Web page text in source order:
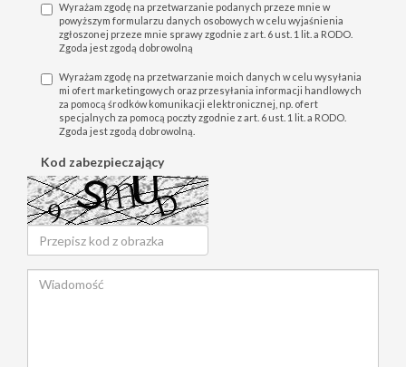
Wyrażam zgodę na przetwarzanie podanych przeze mnie w
powyższym formularzu danych osobowych w celu wyjaśnienia
zgłoszonej przeze mnie sprawy zgodnie z art. 6 ust. 1 lit. a RODO.
Zgoda jest zgodą dobrowolną
Wyrażam zgodę na przetwarzanie moich danych w celu wysyłania
mi ofert marketingowych oraz przesyłania informacji handlowych
za pomocą środków komunikacji elektronicznej, np. ofert
specjalnych za pomocą poczty zgodnie z art. 6 ust. 1 lit. a RODO.
Zgoda jest zgodą dobrowolną.
Kod zabezpieczający